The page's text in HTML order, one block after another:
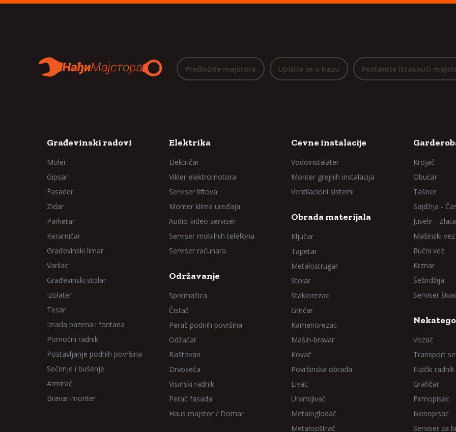
Predložite majstora Upišite se u bazu Postanite istaknuti
Građevinski radovi
Moler
Gipsar
Fasader
Zidar
Parketar
Keramičar
Građevinski limar
Varilac
Građevinski stolar
Izolater
Tesar
Izrada bazena i fontana
Pomoćni radnik
Postavljanje podnih površina
Sečenje i bušenje
Armirač
Bravar-monter
Elektrika
Električar
Vikler elektromotora
Serviser liftova
Monter klima uređaja
Audio-video serviser
Serviser mobilnih telefona
Serviser računara
Održavanje
Spremačica
Čistač
Perač podnih površina
Odžačar
Baštovan
Drvoseča
Visinski radnik
Perač fasada
Haus majstor / Domar
Cevne instalacije
Vodoinstalater
Monter grejnih instalacija
Ventilacioni sistemi
Obrada materijala
Ključar
Tapetar
Metalostrugar
Stolar
Staklorezac
Grnčar
Kamenorezac
Mašin-bravar
Kovač
Površinska obrada
Livac
Uramljivač
Metaloglodač
Metalooštrač
Krojač
Obućar
Tašner
Sajdžija -
Juvelir -
Mašinski vez
Ručni vez
Krznar
Šeširdžija
Serviser
Vozač
Transport
Fizički radnik
Grafičar
Firmopisac
Ikonopisac
Serviser za